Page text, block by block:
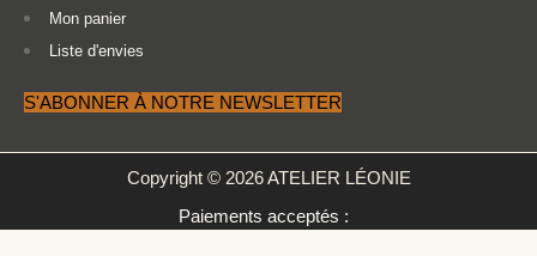
Mon panier
Liste d'envies
S'ABONNER À NOTRE NEWSLETTER
Copyright © 2026 ATELIER LÉONIE
Paiements acceptés :